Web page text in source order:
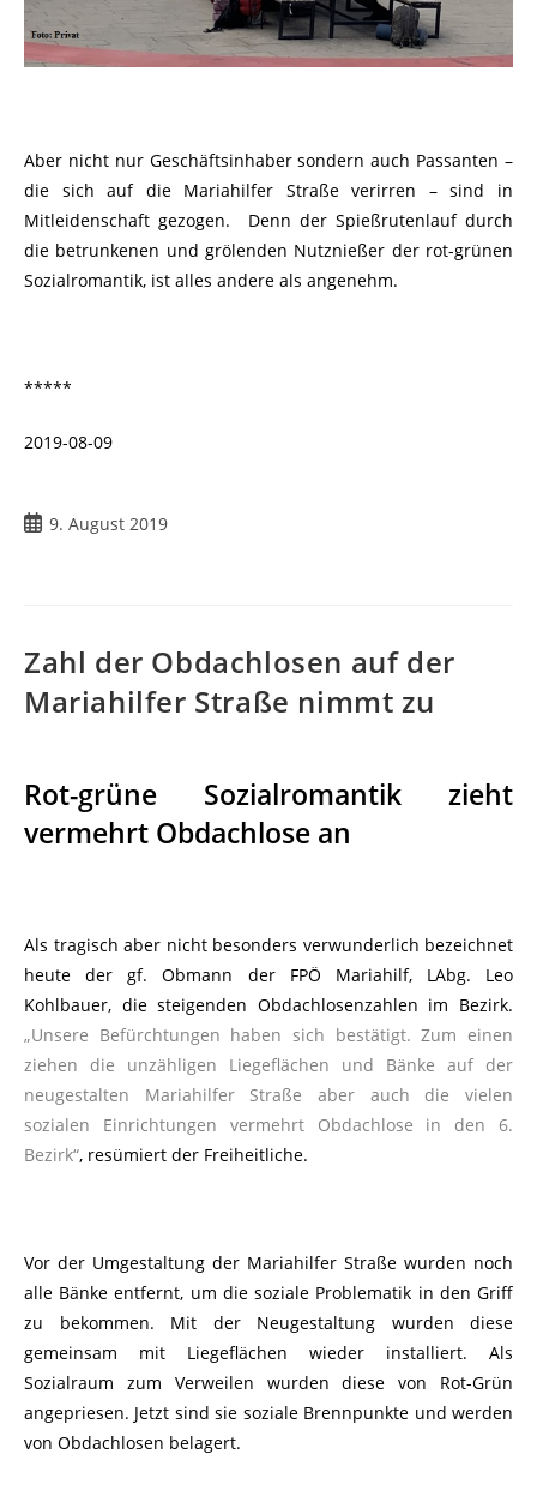
Aber nicht nur Geschäftsinhaber sondern auch Passanten –
die sich auf die Mariahilfer Straße verirren – sind in
Mitleidenschaft gezogen. Denn der Spießrutenlauf durch
die betrunkenen und grölenden Nutznießer der rot-grünen
Sozialromantik, ist alles andere als angenehm.
*****
2019-08-09
9. August 2019
Zahl der Obdachlosen auf der
Mariahilfer Straße nimmt zu
Rot-grüne Sozialromantik zieht
vermehrt Obdachlose an
Als tragisch aber nicht besonders verwunderlich bezeichnet
heute der gf. Obmann der FPÖ Mariahilf, LAbg. Leo
Kohlbauer, die steigenden Obdachlosenzahlen im Bezirk.
„Unsere Befürchtungen haben sich bestätigt. Zum einen
ziehen die unzähligen Liegeflächen und Bänke auf der
neugestalten Mariahilfer Straße aber auch die vielen
sozialen Einrichtungen vermehrt Obdachlose in den 6.
Bezirk“, resümiert der Freiheitliche.
Vor der Umgestaltung der Mariahilfer Straße wurden noch
alle Bänke entfernt, um die soziale Problematik in den Griff
zu bekommen. Mit der Neugestaltung wurden diese
gemeinsam mit Liegeflächen wieder installiert. Als
Sozialraum zum Verweilen wurden diese von Rot-Grün
angepriesen. Jetzt sind sie soziale Brennpunkte und werden
von Obdachlosen belagert.